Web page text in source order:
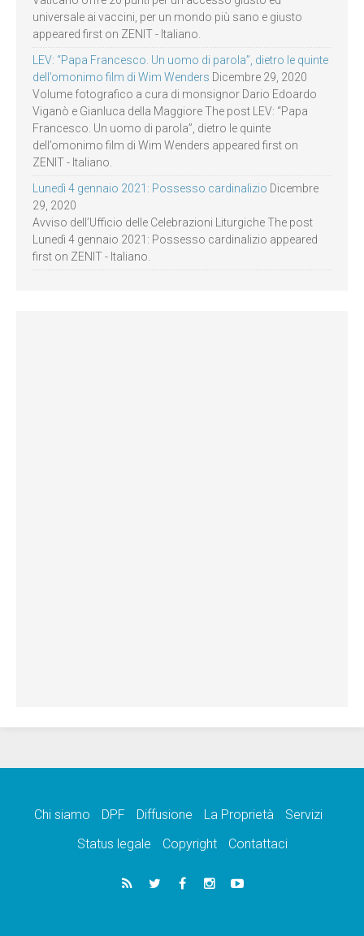
universale ai vaccini, per un mondo più sano e giusto
appeared first on ZENIT - Italiano.
LEV: “Papa Francesco. Un uomo di parola”, dietro le quinte
dell’omonimo film di Wim Wenders Dicembre 29, 2020
Volume fotografico a cura di monsignor Dario Edoardo
Viganò e Gianluca della Maggiore The post LEV: “Papa
Francesco. Un uomo di parola”, dietro le quinte
dell’omonimo film di Wim Wenders appeared first on
ZENIT - Italiano.
Lunedì 4 gennaio 2021: Possesso cardinalizio Dicembre
29, 2020
Avviso dell’Ufficio delle Celebrazioni Liturgiche The post
Lunedì 4 gennaio 2021: Possesso cardinalizio appeared
first on ZENIT - Italiano.
Chi siamo DPF Diffusione La Proprietà
Servizi
Status legale
Copyright Contattaci